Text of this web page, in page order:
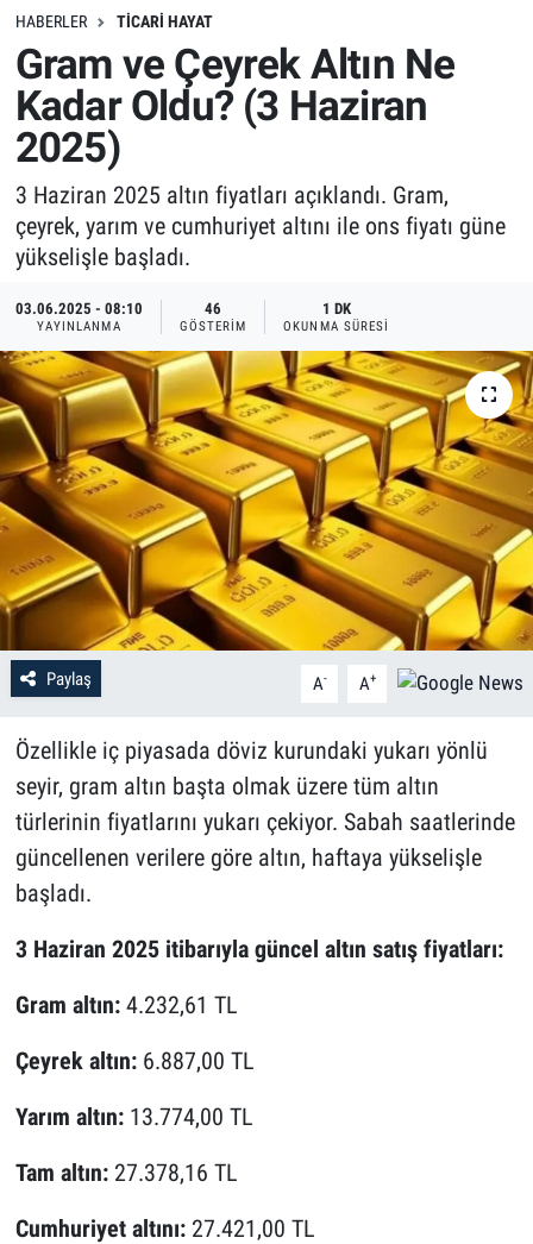
HABERLER TICARI HAYAT
Gram ve Çeyrek Altın Ne
Kadar Oldu? (3 Haziran
2025)
3 Haziran 2025 altın fiyatları açıklandı. Gram,
çeyrek, yarım ve cumhuriyet altını ile ons fiyatı güne
yükselişle başladı.
03.06.2025 - 08:10
YAYINLANMA
46
GÖSTERIM
1 DK
OKUNMA SÜRESI
Paylaş A- A+
Özellikle iç piyasada döviz kurundaki yukarı yönlü
seyir, gram altın başta olmak üzere tüm altın
türlerinin fiyatlarını yukarı çekiyor. Sabah saatlerinde
güncellenen verilere göre altın, haftaya yükselişle
başladı.
3 Haziran 2025 itibarıyla güncel altın satış fiyatları:
Gram altın:4.232,61 TL
Çeyrek altın:6.887,00 TL
Yarım altın:13.774,00 TL
Tam altın:27.378,16 TL
Cumhuriyet altını:27.421,00 TL